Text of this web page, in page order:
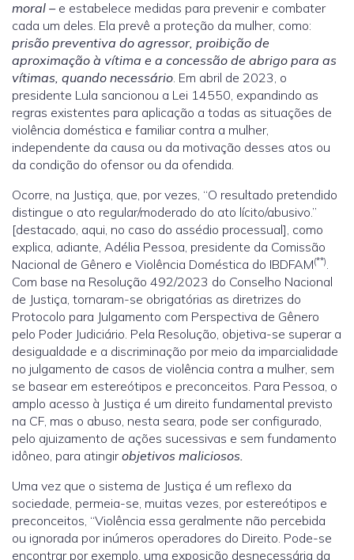
moral –e estabelece medidas para prevenir e combater
cada um deles. Ela prevê a proteção da mulher, como:
prisão preventiva do agressor, proibição de
aproximação à vítima e a concessão de abrigo para as
vítimas, quando necessário. Em abril de 2023, o
presidente Lula sancionou a Lei 14550, expandindo as
regras existentes para aplicação a todas as situações de
violência doméstica e familiar contra a mulher,
independente da causa ou da motivação desses atos ou
da condição do ofensor ou da ofendida.
Ocorre, na Justiça, que, por vezes, “O resultado pretendido
distingue o ato regular/moderado do ato lícito/abusivo.”
[destacado, aqui, no caso do assédio processual], como
explica, adiante, Adélia Pessoa, presidente da Comissão
Nacional de Gênero e Violência Doméstica do IBDFAM(**).
Com base na Resolução 492/2023 do Conselho Nacional
de Justiça, tornaram-se obrigatórias as diretrizes do
Protocolo para Julgamento com Perspectiva de Gênero
pelo Poder Judiciário. Pela Resolução, objetiva-se superar a
desigualdade e a discriminação por meio da imparcialidade
no julgamento de casos de violência contra a mulher, sem
se basear em estereótipos e preconceitos. Para Pessoa, o
amplo acesso à Justiça é um direito fundamental previsto
na CF, mas o abuso, nesta seara, pode ser configurado,
pelo ajuizamento de ações sucessivas e sem fundamento
idôneo, para atingirobjetivos maliciosos.
Uma vez que o sistema de Justiça é um reflexo da
sociedade, permeia-se, muitas vezes, por estereótipos e
preconceitos, “Violência essa geralmente não percebida
ou ignorada por inúmeros operadores do Direito. Pode-se
encontrar por exemplo, uma exposição desnecessária da